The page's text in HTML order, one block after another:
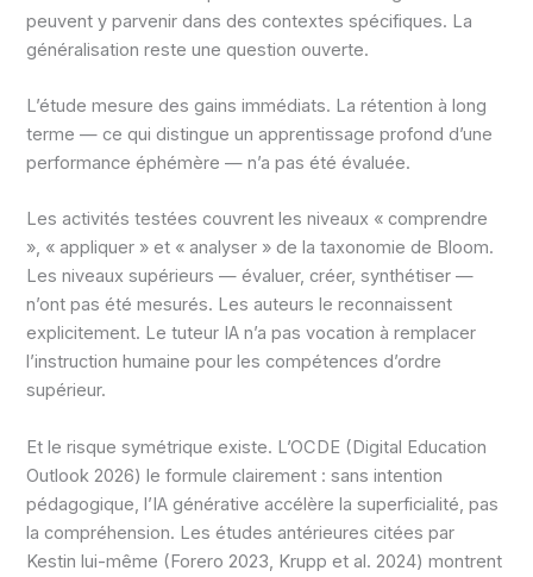
peuvent y parvenir dans des contextes spécifiques. La
généralisation reste une question ouverte.
L’étude mesure des gains immédiats. La rétention à long
terme — ce qui distingue un apprentissage profond d’une
performance éphémère — n’a pas été évaluée.
Les activités testées couvrent les niveaux « comprendre
», « appliquer » et « analyser » de la taxonomie de Bloom.
Les niveaux supérieurs — évaluer, créer, synthétiser —
n’ont pas été mesurés. Les auteurs le reconnaissent
explicitement. Le tuteur IA n’a pas vocation à remplacer
l’instruction humaine pour les compétences d’ordre
supérieur.
Et le risque symétrique existe. L’OCDE (Digital Education
Outlook 2026) le formule clairement : sans intention
pédagogique, l’IA générative accélère la superficialité, pas
la compréhension. Les études antérieures citées par
Kestin lui-même (Forero 2023, Krupp et al. 2024) montrent